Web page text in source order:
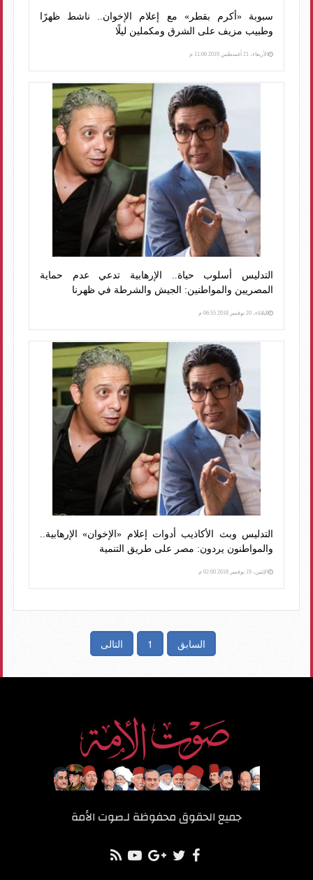
سبوبة «أكرم بقطر» مع إعلام الإخوان.. ناشط ظهرًا
وطبيب مزيف على الشرق ومكملين ليلًا
الأربعاء، 21 أغسطس 2019 11:06 م
التدليس أسلوب حياة.. الإرهابية تدعي عدم حماية
المصريين والمواطنين: الجيش والشرطة في ظهرنا
الثلاثاء، 20 نوفمبر 2018 06:55 م
التدليس وبث الأكاذيب أدوات إعلام «الإخوان» الإرهابية..
والمواطنون يردون: مصر على طريق التنمية
الإثنين، 19 نوفمبر 2018 02:00 م
السابق 1 التالى
جميع الحقوق محفوظة لـصوت الأمة